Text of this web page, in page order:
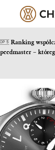
5Ranking
–